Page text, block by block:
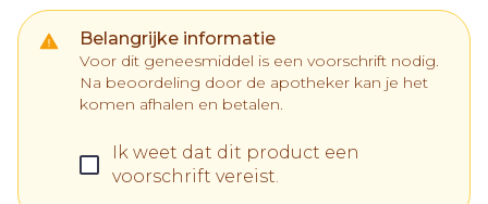
Belangrijke informatie
Voor dit geneesmiddel is een voorschrift nodig.
Na beoordeling door de apotheker kan je het
komen afhalen en betalen.
Ik weet dat dit product een
voorschrift vereist.